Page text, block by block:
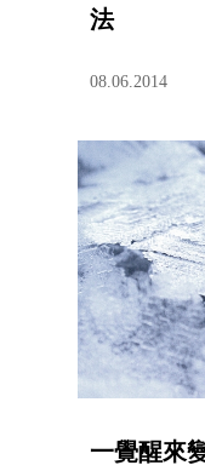
法
08.06.2014
一覺醒來